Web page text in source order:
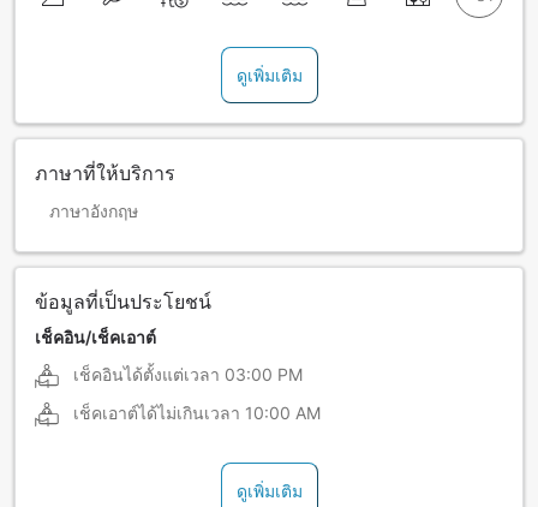
ดูเพิ่มเติม
ภาษาที่ให้บริการ
ภาษาอังกฤษ
ข้อมูลที่เป็นประโยชน์
เช็คอิน/เช็คเอาต์
เช็คอินได้ตั้งแต่เวลา 03:00 PM
เช็คเอาต์ได้ไม่เกินเวลา 10:00 AM
ดูเพิ่มเติม